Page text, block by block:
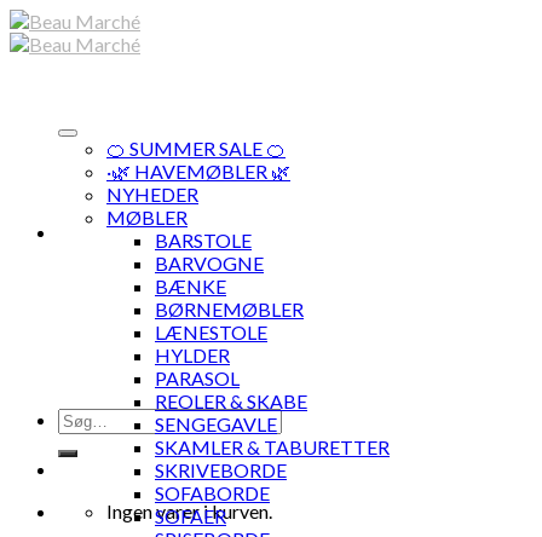
Skip
to
Søg
efter:
Ingen varer i kurven.
🍊 SUMMER SALE 🍊
·🌿 HAVEMØBLER 🌿
NYHEDER
MØBLER
BARSTOLE
BARVOGNE
BÆNKE
BØRNEMØBLER
LÆNESTOLE
HYLDER
PARASOL
REOLER & SKABE
SENGEGAVLE
SKAMLER & TABURETTER
SKRIVEBORDE
SOFABORDE
SOFAER